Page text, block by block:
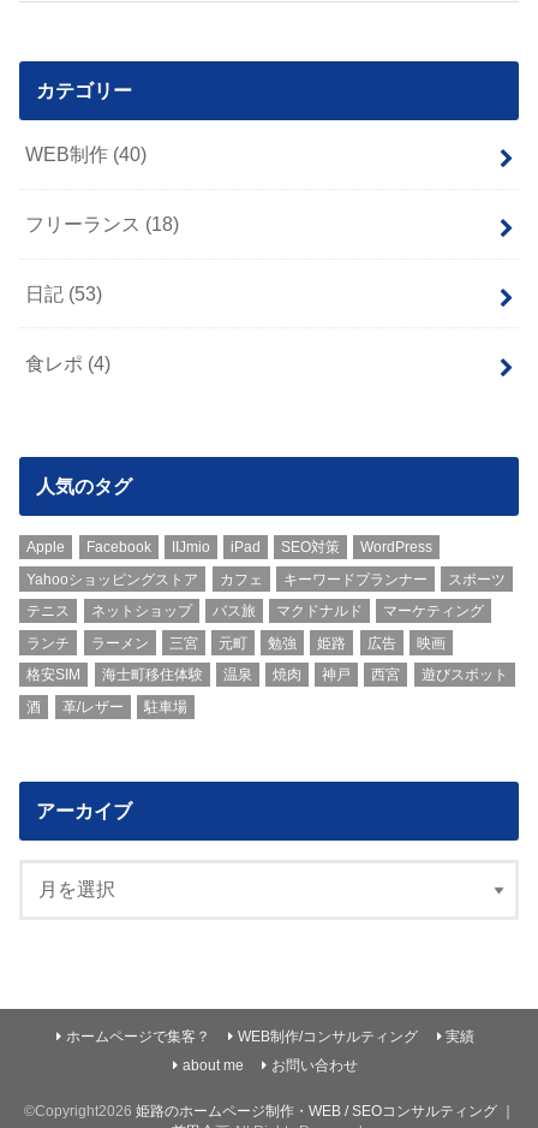
カテゴリー
WEB制作 (40)
フリーランス (18)
日記 (53)
食レポ (4)
人気のタグ
Apple Facebook IIJmio iPad SEO対策
WordPress
Yahooショッピングストア
カフェ キーワードプランナー
スポーツ
テニス
ネットショップ バス旅 マクドナルド
マーケティング
ランチ
ラーメン 三宮 元町 勉強 姫路 広告
映画
格安SIM
海士町移住体験 温泉 焼肉 神戸 西宮
遊びスポット
酒
革/レザー 駐車場
アーカイブ
ホームページで集客？ WEB制作/コンサルティング
実績
about me
お問い合わせ
©Copyright2026 姫路のホームページ制作・WEB / SEOコンサルティング ｜